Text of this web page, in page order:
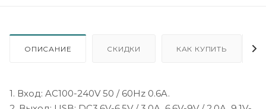
ОПИСАНИЕ СКИДКИ КАК КУПИТЬ
1. Вход: AC100-240V 50 / 60Hz 0.6A.